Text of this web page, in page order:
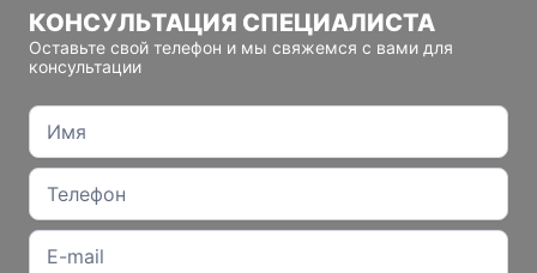
КОНСУЛЬТАЦИЯ СПЕЦИАЛИСТА
Оставьте свой телефон и мы свяжемся с вами для
консультации